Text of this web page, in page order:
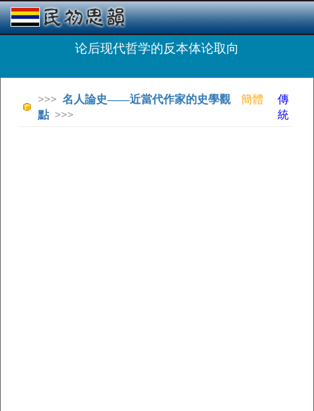
论后现代哲学的反本体论取向
>>> 名人論史——近當代作家的史學觀
點 >>>
簡體
傳
統